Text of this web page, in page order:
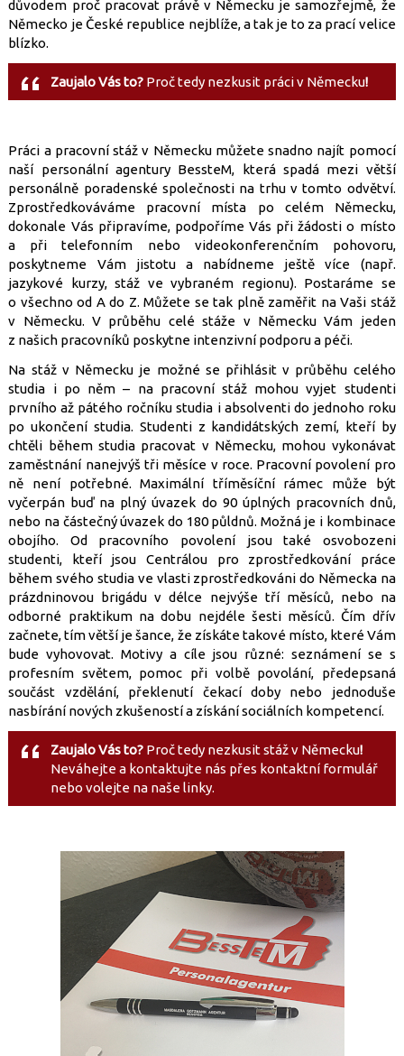
důvodem proč pracovat právě v Německu je samozřejmě, že
Německo je České republice nejblíže, a tak je to za prací velice
blízko.
Zaujalo Vás to? Proč tedy nezkusit práci v Německu!
Práci a pracovní stáž v Německu můžete snadno najít pomocí
naší personální agentury BessteM, která spadá mezi větší
personálně poradenské společnosti na trhu v tomto odvětví.
Zprostředkováváme pracovní místa po celém Německu,
dokonale Vás připravíme, podpoříme Vás při žádosti o místo
a při telefonním nebo videokonferenčním pohovoru,
poskytneme Vám jistotu a nabídneme ještě více (např.
jazykové kurzy, stáž ve vybraném regionu). Postaráme se
o všechno od A do Z. Můžete se tak plně zaměřit na Vaši stáž
v Německu. V průběhu celé stáže v Německu Vám jeden
z našich pracovníků poskytne intenzivní podporu a péči.
Na stáž v Německu je možné se přihlásit v průběhu celého
studia i po něm – na pracovní stáž mohou vyjet studenti
prvního až pátého ročníku studia i absolventi do jednoho roku
po ukončení studia. Studenti z kandidátských zemí, kteří by
chtěli během studia pracovat v Německu, mohou vykonávat
zaměstnání nanejvýš tři měsíce v roce. Pracovní povolení pro
ně není potřebné. Maximální tříměsíční rámec může být
vyčerpán buď na plný úvazek do 90 úplných pracovních dnů,
nebo na částečný úvazek do 180 půldnů. Možná je i kombinace
obojího. Od pracovního povolení jsou také osvobozeni
studenti, kteří jsou Centrálou pro zprostředkování práce
během svého studia ve vlasti zprostředkováni do Německa na
prázdninovou brigádu v délce nejvýše tří měsíců, nebo na
odborné praktikum na dobu nejdéle šesti měsíců. Čím dřív
začnete, tím větší je šance, že získáte takové místo, které Vám
bude vyhovovat. Motivy a cíle jsou různé: seznámení se s
profesním světem, pomoc při volbě povolání, předepsaná
součást vzdělání, překlenutí čekací doby nebo jednoduše
nasbírání nových zkušeností a získání sociálních kompetencí.
Zaujalo Vás to? Proč tedy nezkusit stáž v Německu!
Neváhejte a kontaktujte nás přes kontaktní formulář
nebo volejte na naše linky.